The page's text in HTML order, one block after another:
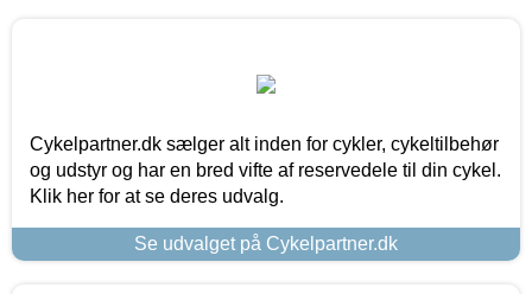
Cykelpartner.dk sælger alt inden for cykler, cykeltilbehør
og udstyr og har en bred vifte af reservedele til din cykel.
Klik her for at se deres udvalg.
Se udvalget på Cykelpartner.dk